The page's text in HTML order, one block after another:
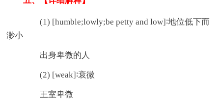
(1) [humble;lowly;be petty and low]∶地位低下而
渺小
出身卑微的人
(2) [weak]∶衰微
王室卑微